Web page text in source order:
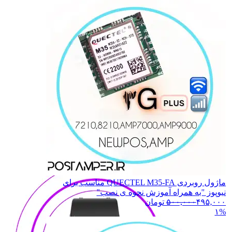
D200 D200
D210B D210B
D210G D210G
D210 COMBO D210 COMBO
D220 D220
D230 D230
A620A620
A910A910
A920A920
A920 PRO A920 PRO
S920 S920
S800 S800
S900 S900
Q80 Q80
همه دسته بندی های PAX
ماژول روبردی QUECTEL M35-FA مناسب برای
نیوپوز "به همراه آموزش نحوه ی نصب"
۵۰۰,۰۰۰۴۹۵,۰۰۰
تومان
۱%